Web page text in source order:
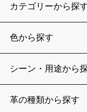
カテゴリーから探
色から探す
シーン・用途から
革の種類から探す